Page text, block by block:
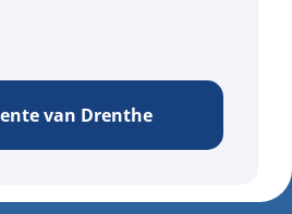
van Drenthe